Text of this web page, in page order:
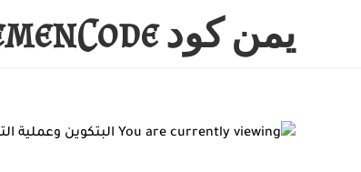
يمن كود YemenCode